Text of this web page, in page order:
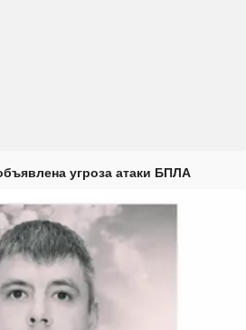
угроза атаки БПЛА